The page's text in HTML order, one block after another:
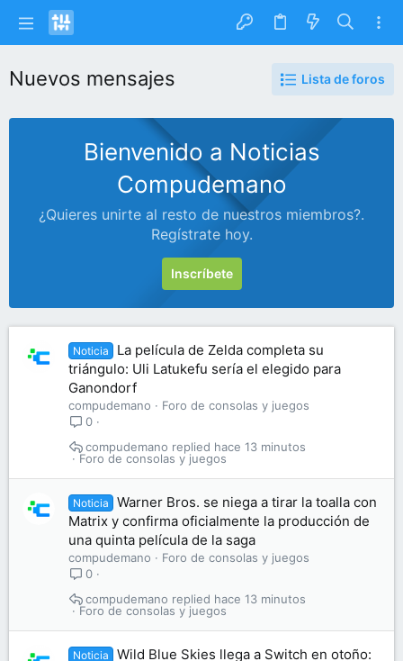
Nuevos mensajes Lista de foros
Bienvenido a Noticias
Compudemano
¿Quieres unirte al resto de nuestros miembros?.
Regístrate hoy.
Inscríbete
Noticia
La película de Zelda completa su
triángulo: Uli Latukefu sería el elegido para
Ganondorf
compudemano
Foro de consolas y juegos
0
Foro de consolas y juegos
hace 13 minutos
compudemano
Noticia
Warner Bros. se niega a tirar la toalla con
Matrix y confirma oficialmente la producción de
una quinta película de la saga
compudemano
Foro de consolas y juegos
0
Foro de consolas y juegos
hace 13 minutos
compudemano
Noticia
Wild Blue Skies llega a Switch en otoño: